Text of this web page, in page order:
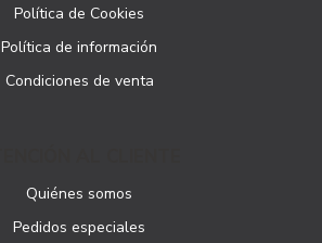
Política de Cookies
Política de información
Condiciones de venta
Quiénes somos
Pedidos especiales